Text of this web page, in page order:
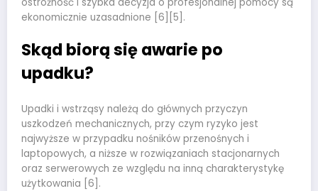
ekonomicznie uzasadnione [6][5].
Skąd biorą się awarie po
upadku?
Upadki i wstrząsy należą do głównych przyczyn
uszkodzeń mechanicznych, przy czym ryzyko jest
najwyższe w przypadku nośników przenośnych i
laptopowych, a niższe w rozwiązaniach stacjonarnych
oraz serwerowych ze względu na inną charakterystykę
użytkowania [6].